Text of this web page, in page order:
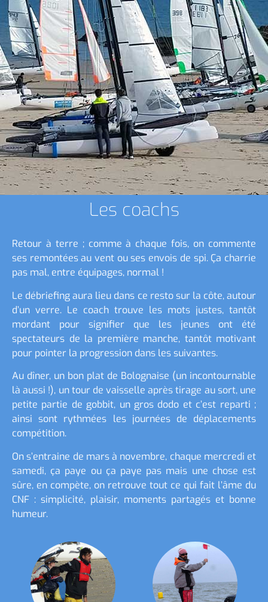
Les coachs
Retour à terre ; comme à chaque fois, on commente
ses remontées au vent ou ses envois de spi. Ça charrie
pas mal, entre équipages, normal !
Le débriefing aura lieu dans ce resto sur la côte, autour
d’un verre. Le coach trouve les mots justes, tantôt
mordant pour signifier que les jeunes ont été
spectateurs de la première manche, tantôt motivant
pour pointer la progression dans les suivantes.
Au dîner, un bon plat de Bolognaise (un incontournable
là aussi !), un tour de vaisselle après tirage au sort, une
petite partie de gobbit, un gros dodo et c’est reparti ;
ainsi sont rythmées les journées de déplacements
compétition.
On s’entraine de mars à novembre, chaque mercredi et
samedi, ça paye ou ça paye pas mais une chose est
sûre, en compète, on retrouve tout ce qui fait l’âme du
CNF : simplicité, plaisir, moments partagés et bonne
humeur.